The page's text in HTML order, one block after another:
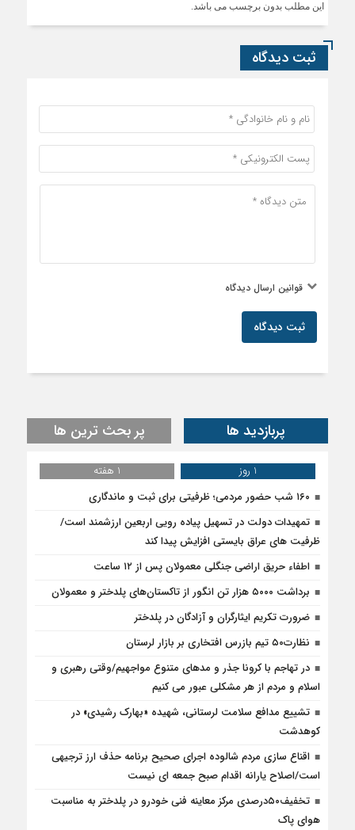
این مطلب بدون برچسب می باشد.
ثبت دیدگاه
قوانین ارسال دیدگاه
ثبت دیدگاه
پربازدید ها پر بحث ترین ها
1 روز
1 هفته
۱۶۰ شب حضور مردمی؛ ظرفیتی برای ثبت و ماندگاری
تمهیدات دولت در تسهیل پیاده رویی اربعین ارزشمند است/
ظرفیت های عراق بایستی افزایش پیدا کند
اطفاء حریق اراضی جنگلی معمولان پس از ۱۲ ساعت
برداشت ۵۰۰۰ هزار تن انگور از تاکستان‌های پلدختر و معمولان
ضرورت تکریم ایثارگران و آزادگان در پلدختر
نظارت۵۰ تیم بازرس افتخاری بر بازار لرستان
در تهاجم با کرونا جذر و مدهای متنوع مواجهیم/وقتی رهبری و
اسلام و مردم از هر مشکلی عبور می کنیم
تشییع مدافع سلامت لرستانی، شهیده «بهارک رشیدی» در
کوهدشت
اقناع سازی مردم شالوده اجرای صحیح برنامه حذف ارز ترجیهی
است/اصلاح یارانه اقدام صبح جمعه ای نیست
تخفیف۵۰درصدی مرکز معاینه فنی خودرو در پلدختر به مناسبت
هوای پاک